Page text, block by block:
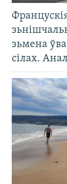
зьмена
сілах.